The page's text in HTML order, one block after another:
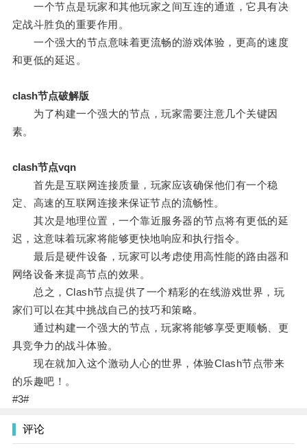
一个节点是玩家和其他玩家之间互连的通道，它具有决
定战斗胜负的重要作用。
一个强大的节点意味着更流畅的游戏体验，更高的速度
和更低的延迟。
clash节点破解版
为了构建一个强大的节点，玩家需要注意几个关键因
素。
clash节点vqn
首先是互联网连接质量，玩家应该确保他们有一个稳
定、高速的互联网连接来保证节点的流畅性。
其次是地理位置，一个靠近服务器的节点将有更低的延
迟，这意味着玩家将能够更快地响应和执行指令。
最后是硬件设备，玩家可以考虑使用高性能的路由器和
网络设备来提高节点的效果。
总之，Clash节点提供了一个精彩的在线游戏世界，玩
家们可以在其中挑战自己的技巧和策略。
通过构建一个强大的节点，玩家将能够享受更顺畅、更
具竞争力的战斗体验。
现在就加入这个激动人心的世界，体验Clash节点带来
的乐趣吧！。
#3#
评论